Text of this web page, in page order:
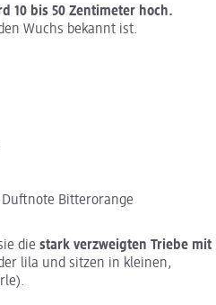
10 bis 50 Zentimeter hoch.
Wuchs bekannt ist.
Bitterorange
die stark verzweigten Triebe mit
lila und sitzen in kleinen,